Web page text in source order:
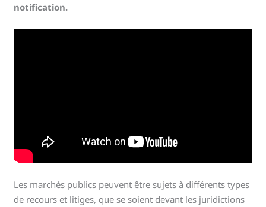
notification.
Les marchés publics peuvent être sujets à différents types
de recours et litiges, que se soient devant les juridictions